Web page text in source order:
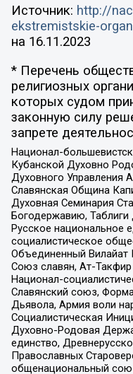
Источник: http://
ekstremistskie-
на 16.11.2023
* Перечень
религиозных
которых судом
законную силу
запрете
Национал-
Кубанской Духовно
Духовного Управления
Славянская Община
Духовная Семинария
Богодержавию,
Русское национальное
социалистическое
Объединенный Вилайат
Союз славян, Ат-
Национал-
Славянский союз,
Дьявола, Армия воли
Социалистическая
Духовно-Родовая
единство,
Православных
общенациональный